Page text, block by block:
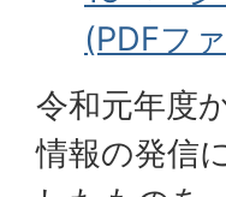
(PDFフ
令和元年度
情報の発信